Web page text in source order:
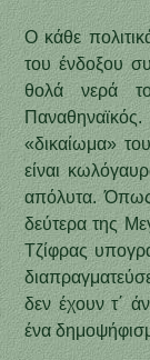
Ο κάθε
του ένδοξου
θολά νερά
Παναθηναϊκός.
«δικαίωμα»
είναι
απόλυτα.
δεύτερα της
Τζίφρας
δεν έχουν τ΄
ένα